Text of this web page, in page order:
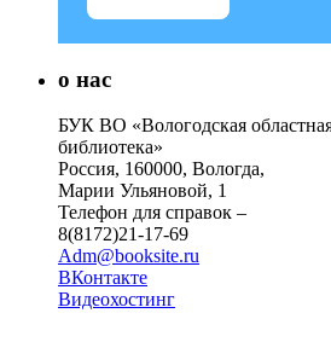
о нас
БУК ВО «Вологодская
библиотека»
Россия, 160000, Вологда,
Марии Ульяновой, 1
Телефон для справок –
8(8172)21-17-69
Adm@booksite.ru
ВКонтакте
Видеохостинг